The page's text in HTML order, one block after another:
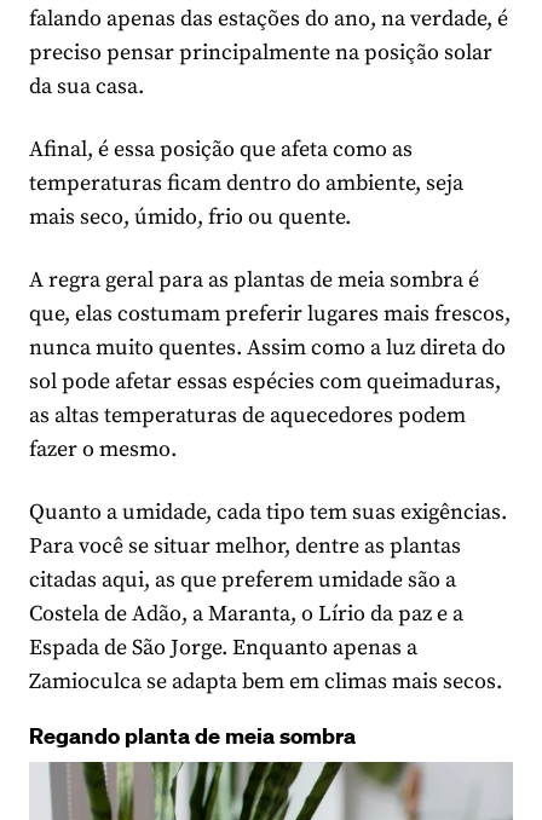
falando apenas das estações do ano, na verdade, é
preciso pensar principalmente na posição solar
da sua casa.
Afinal, é essa posição que afeta como as
temperaturas ficam dentro do ambiente, seja
mais seco, úmido, frio ou quente.
A regra geral para as plantas de meia sombra é
que, elas costumam preferir lugares mais frescos,
nunca muito quentes. Assim como a luz direta do
sol pode afetar essas espécies com queimaduras,
as altas temperaturas de aquecedores podem
fazer o mesmo.
Quanto a umidade, cada tipo tem suas exigências.
Para você se situar melhor, dentre as plantas
citadas aqui, as que preferem umidade são a
Costela de Adão, a Maranta, o Lírio da paz e a
Espada de São Jorge. Enquanto apenas a
Zamioculca se adapta bem em climas mais secos.
Regando planta de meia sombra